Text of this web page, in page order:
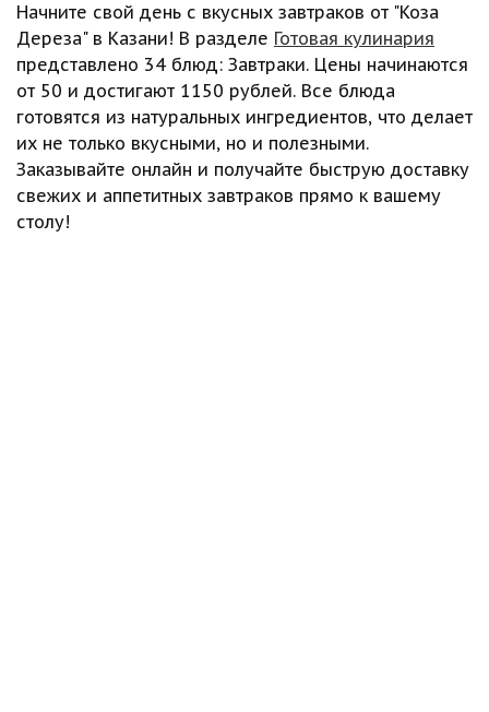
Начните свой день с вкусных завтраков от "Коза
Дереза" в Казани! В разделе Готовая кулинария
представлено 34 блюд: Завтраки. Цены начинаются
от 50 и достигают 1150 рублей. Все блюда
готовятся из натуральных ингредиентов, что делает
их не только вкусными, но и полезными.
Заказывайте онлайн и получайте быструю доставку
свежих и аппетитных завтраков прямо к вашему
столу!